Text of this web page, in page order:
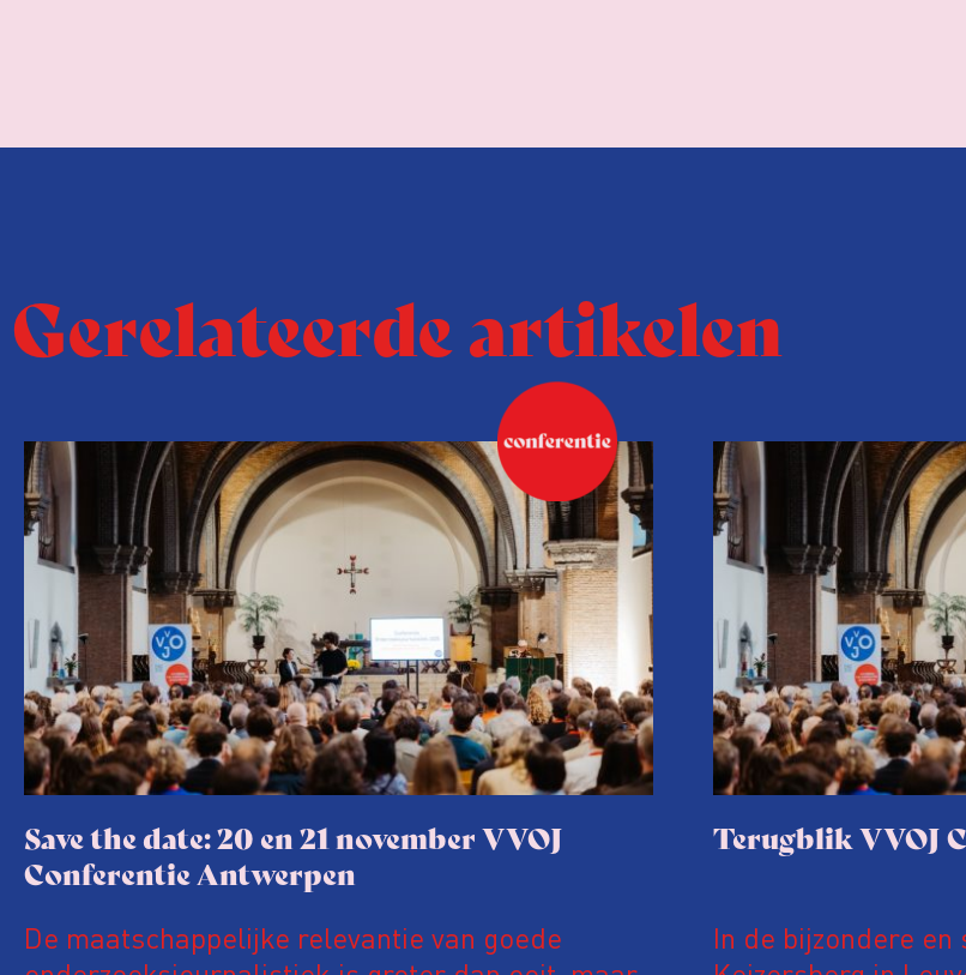
Gerelateerde artikelen
Save the date: 20 en 21 november VVOJ
Conferentie Antwerpen
De maatschappelijke relevantie van goede
Terugblik VVOJ
In de bijzondere